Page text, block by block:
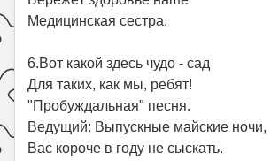
Медицинская сестра.
6.Вот какой здесь чудо - сад
Для таких, как мы, ребят!
"Пробуждальная" песня.
Ведущий: Выпускные майские ночи,
Вас короче в году не сыскать.